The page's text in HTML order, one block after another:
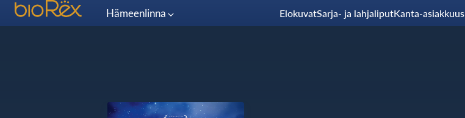
Hämeenlinna ElokuvatSarja- ja lahjaliputKanta-asiakkuus